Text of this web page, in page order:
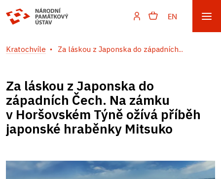
EN
Kratochvíle Za láskou z Japonska do západních...
Za láskou z Japonska do
západních Čech. Na zámku
v Horšovském Týně ožívá příběh
japonské hraběnky Mitsuko